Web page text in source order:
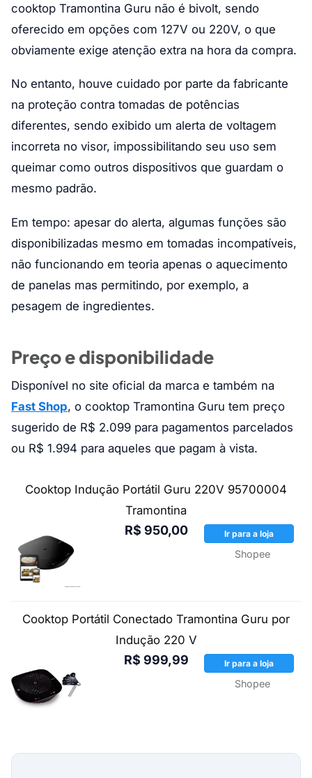
cooktop Tramontina Guru não é bivolt, sendo
oferecido em opções com 127V ou 220V, o que
obviamente exige atenção extra na hora da compra.
No entanto, houve cuidado por parte da fabricante
na proteção contra tomadas de potências
diferentes, sendo exibido um alerta de voltagem
incorreta no visor, impossibilitando seu uso sem
queimar como outros dispositivos que guardam o
mesmo padrão.
Em tempo: apesar do alerta, algumas funções são
disponibilizadas mesmo em tomadas incompatíveis,
não funcionando em teoria apenas o aquecimento
de panelas mas permitindo, por exemplo, a
pesagem de ingredientes.
Preço e disponibilidade
Disponível no site oficial da marca e também na
Fast Shop, o cooktop Tramontina Guru tem preço
sugerido de R$ 2.099 para pagamentos parcelados
ou R$ 1.994 para aqueles que pagam à vista.
Cooktop Indução Portátil Guru 220V 95700004
Tramontina
R$ 950,00 Ir para a loja
Shopee
Cooktop Portátil Conectado Tramontina Guru por
Indução 220 V
R$ 999,99 Ir para a loja
Shopee